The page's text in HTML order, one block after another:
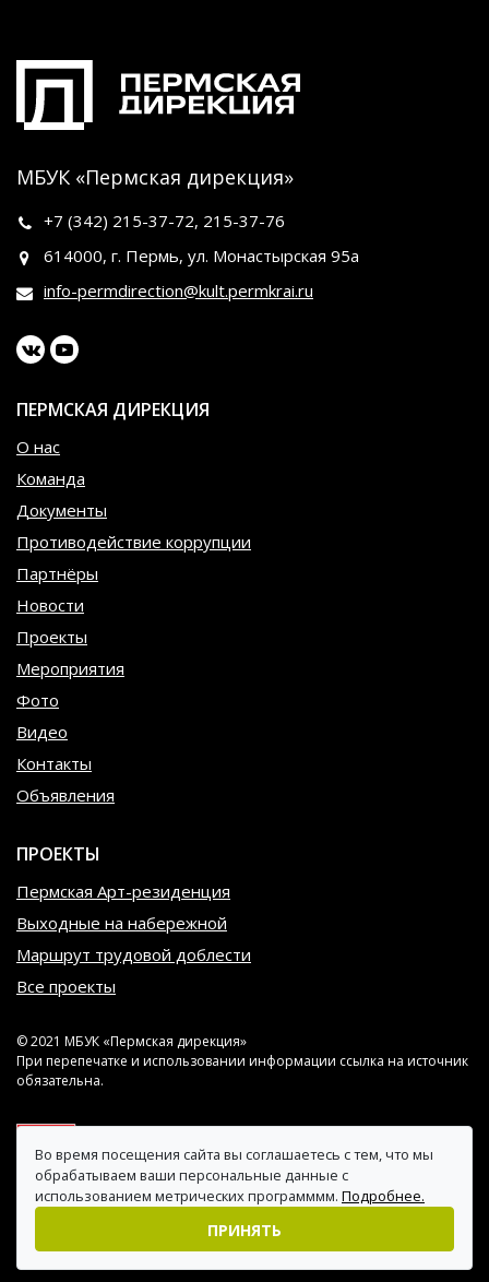
МБУК «Пермская дирекция»
+7 (342) 215-37-72, 215-37-76
614000, г. Пермь, ул. Монастырская 95а
info-permdirection@kult.permkrai.ru
ПЕРМСКАЯ ДИРЕКЦИЯ
О нас
Команда
Документы
Противодействие коррупции
Партнёры
Новости
Проекты
Мероприятия
Фото
Видео
Контакты
Объявления
ПРОЕКТЫ
Пермская Арт-резиденция
Выходные на набережной
Маршрут трудовой доблести
Все проекты
© 2021 МБУК «Пермская дирекция»
При перепечатке и использовании информации ссылка на источник
обязательна.
Во время посещения сайта вы соглашаетесь с тем, что мы
обрабатываем ваши персональные данные с
использованием метрических программмм. Подробнее.
ПРИНЯТЬ